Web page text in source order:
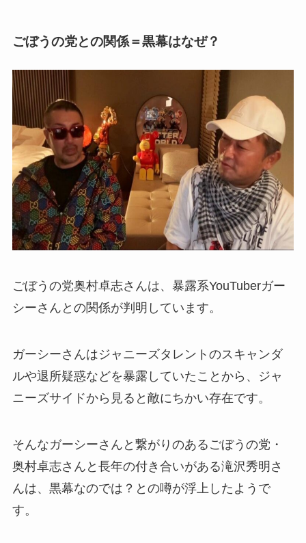
ごぼうの党との関係＝黒幕はなぜ？
ごぼうの党奥村卓志さんは、暴露系YouTuberガー
シーさんとの関係が判明しています。
ガーシーさんはジャニーズタレントのスキャンダ
ルや退所疑惑などを暴露していたことから、ジャ
ニーズサイドから見ると敵にちかい存在です。
そんなガーシーさんと繋がりのあるごぼうの党・
奥村卓志さんと長年の付き合いがある滝沢秀明さ
んは、黒幕なのでは？との噂が浮上したようで
す。